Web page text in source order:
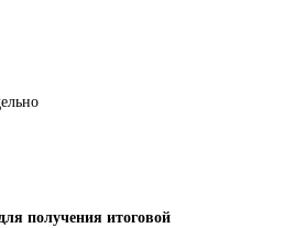
получения итоговой